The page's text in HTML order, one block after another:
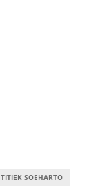
TITIEK SOEHARTO